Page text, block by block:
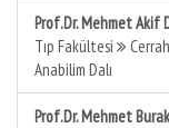
Prof.Dr. Mehmet Akif
Tıp Fakültesi
Anabilim Dalı
Prof.Dr. Mehmet